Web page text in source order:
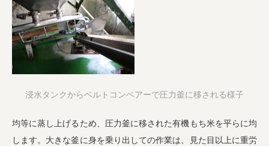
浸水タンクからベルトコンベアーで圧力釜に移される様子
均等に蒸し上げるため、圧力釜に移された有機もち米を平らに均
します。大きな釜に身を乗り出しての作業は、見た目以上に重労